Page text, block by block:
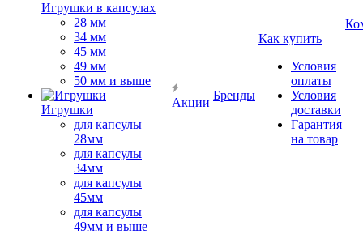
Игрушки в капсулах
28 мм
34 мм
45 мм
49 мм
50 мм и выше
Игрушки
для капсулы
28мм
для капсулы
34мм
для капсулы
45мм
для капсулы
49мм и выше
Акции
Бренды
Как купить
Условия
оплаты
Условия
доставки
Гарантия
на товар